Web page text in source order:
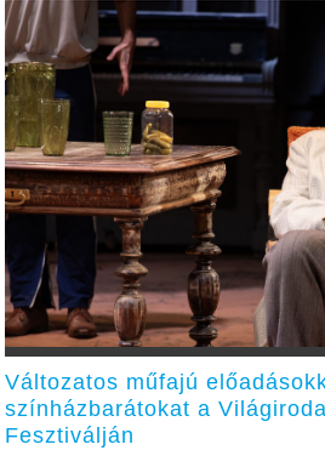
Változatos műfajú
színházbarátokat a
Fesztiválján